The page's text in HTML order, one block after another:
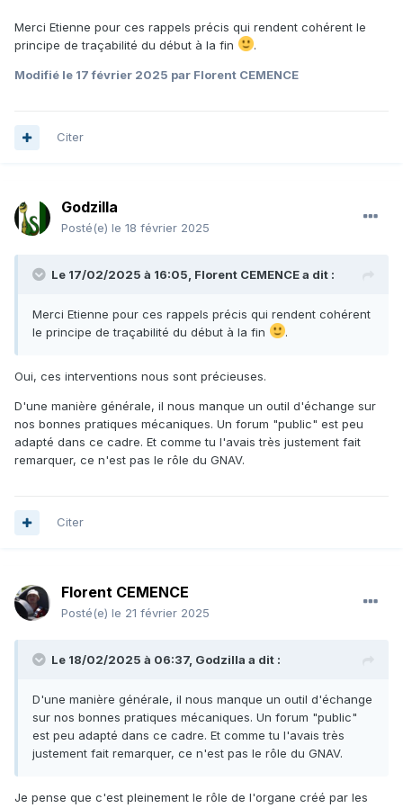
Merci Etienne pour ces rappels précis qui rendent cohérent le
principe de traçabilité du début à la fin
.
Modifié le 17 février 2025 par Florent CEMENCE
Citer
Godzilla
Posté(e) le 18 février 2025
Le 17/02/2025 à 16:05, Florent CEMENCEa dit :
Merci Etienne pour ces rappels précis qui rendent cohérent
le principe de traçabilité du début à la fin
.
Oui, ces interventions nous sont précieuses.
D'une manière générale, il nous manque un outil d'échange sur
nos bonnes pratiques mécaniques. Un forum "public" est peu
adapté dans ce cadre. Et comme tu l'avais très justement fait
remarquer, ce n'est pas le rôle du GNAV.
Citer
Florent CEMENCE
Posté(e) le 21 février 2025
Le 18/02/2025 à 06:37, Godzilla a dit :
D'une manière générale, il nous manque un outil d'échange
sur nos bonnes pratiques mécaniques. Un forum "public"
est peu adapté dans ce cadre. Et comme tu l'avais très
justement fait remarquer, ce n'est pas le rôle du GNAV.
Je pense que c'est pleinement le rôle de l'organe créé par les